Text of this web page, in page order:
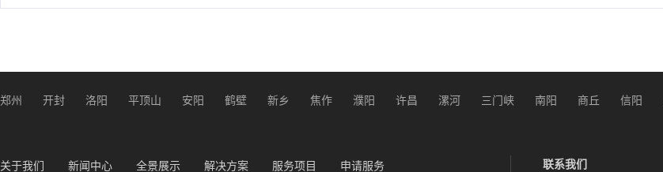
郑州 开封 洛阳 平顶山 安阳 鹤壁 新乡 焦作 濮阳 许昌 漯河 三门峡 南阳 商丘 信阳
关于我们 新闻中心 全景展示 解决方案 服务项目 申请服务 联系我们